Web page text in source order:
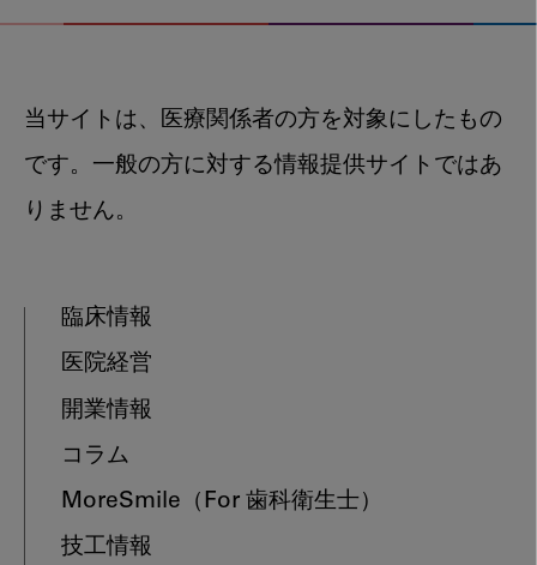
当サイトは、医療関係者の方を対象にしたもの
です。一般の方に対する情報提供サイトではあ
りません。
臨床情報
医院経営
開業情報
コラム
MoreSmile （For 歯科衛生士）
技工情報